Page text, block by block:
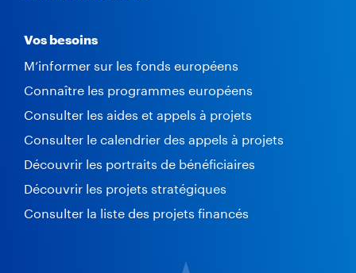
Vos besoins
M’informer sur les fonds européens
Connaître les programmes européens
Consulter les aides et appels à projets
Consulter le calendrier des appels à projets
Découvrir les portraits de bénéficiaires
Découvrir les projets stratégiques
Consulter la liste des projets financés